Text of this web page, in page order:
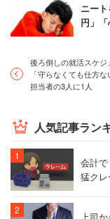
ニー
円」
後ろ倒しの就活スケジ
「守らなくても仕方
担当者の3人に1人
人気記事ラン
会計
猛ク
上司